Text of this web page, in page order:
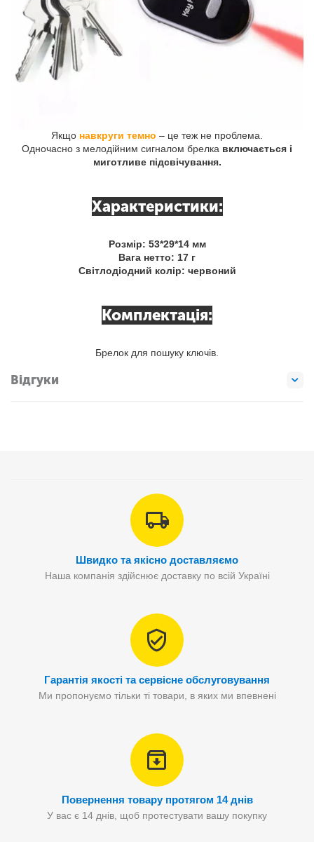
Якщо навкруги темно – це теж не проблема.
Одночасно з мелодійним сигналом брелка включається і
миготливе підсвічування.
Характеристики:
Розмір: 53*29*14 мм
Вага нетто: 17 г
Світлодіодний колір: червоний
Комплектація:
Брелок для пошуку ключів.
Відгуки
Швидко та якісно доставляємо
Наша компанія здійснює доставку по всій Україні
Гарантія якості та сервісне обслуговування
Ми пропонуємо тільки ті товари, в яких ми впевнені
Повернення товару протягом 14 днів
У вас є 14 днів, щоб протестувати вашу покупку